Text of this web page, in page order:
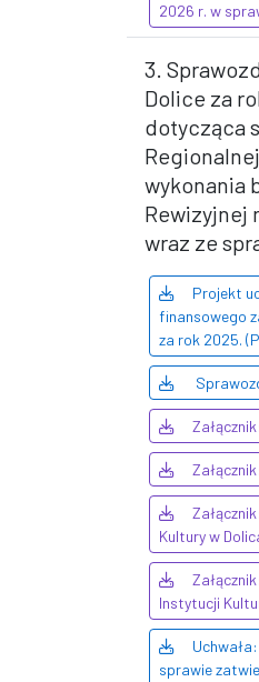
2026 r. w
3.
Dolice za
dotycząca
wykonania
Rewizyjnej
wraz ze
Projekt
finansowego
za rok 2025.
Kultury w
Instytucji
sprawie